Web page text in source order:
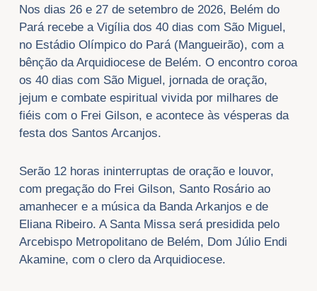
Nos dias 26 e 27 de setembro de 2026, Belém do
Pará recebe a Vigília dos 40 dias com São Miguel,
no Estádio Olímpico do Pará (Mangueirão), com a
bênção da Arquidiocese de Belém. O encontro coroa
os 40 dias com São Miguel, jornada de oração,
jejum e combate espiritual vivida por milhares de
fiéis com o Frei Gilson, e acontece às vésperas da
festa dos Santos Arcanjos.
Serão 12 horas ininterruptas de oração e louvor,
com pregação do Frei Gilson, Santo Rosário ao
amanhecer e a música da Banda Arkanjos e de
Eliana Ribeiro. A Santa Missa será presidida pelo
Arcebispo Metropolitano de Belém, Dom Júlio Endi
Akamine, com o clero da Arquidiocese.